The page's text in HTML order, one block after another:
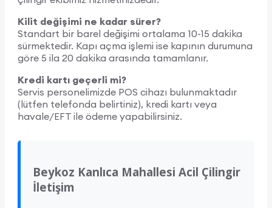
Kilit değişimi ne kadar sürer?
Standart bir barel değişimi ortalama 10-15 dakika
sürmektedir. Kapı açma işlemi ise kapının durumuna
göre 5 ila 20 dakika arasında tamamlanır.
Kredi kartı geçerli mi?
Servis personelimizde POS cihazı bulunmaktadır
(lütfen telefonda belirtiniz), kredi kartı veya
havale/EFT ile ödeme yapabilirsiniz.
Beykoz Kanlıca Mahallesi Acil Çilingir
İletişim